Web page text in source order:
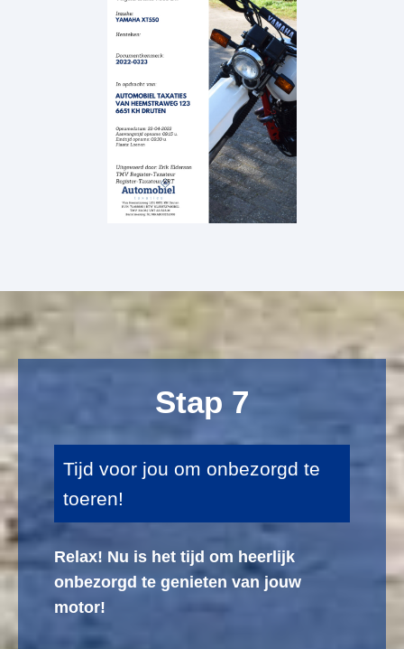
Stap 7
Tijd voor jou om onbezorgd te
toeren!
Relax! Nu is het tijd om heerlijk
onbezorgd te genieten van jouw
motor!